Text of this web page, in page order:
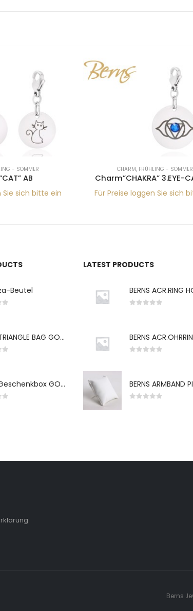
- SOMMER
AB
Sie sich bitte ein
CHARM, FRÜHLING - SOMMER
Charm”CHAKRA” 3.EYE-
Für Preise loggen Sie sich
Beutel
BERNS TRIANGLE BAG GO-WH "S" 7*5CM
BERNS Geschenkbox GO-WH 65*65*38MM FOR SMALL SETS
LATEST PRODUCTS
Berns